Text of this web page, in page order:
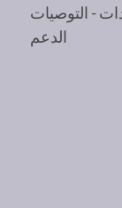
- التوصيات
الدعم